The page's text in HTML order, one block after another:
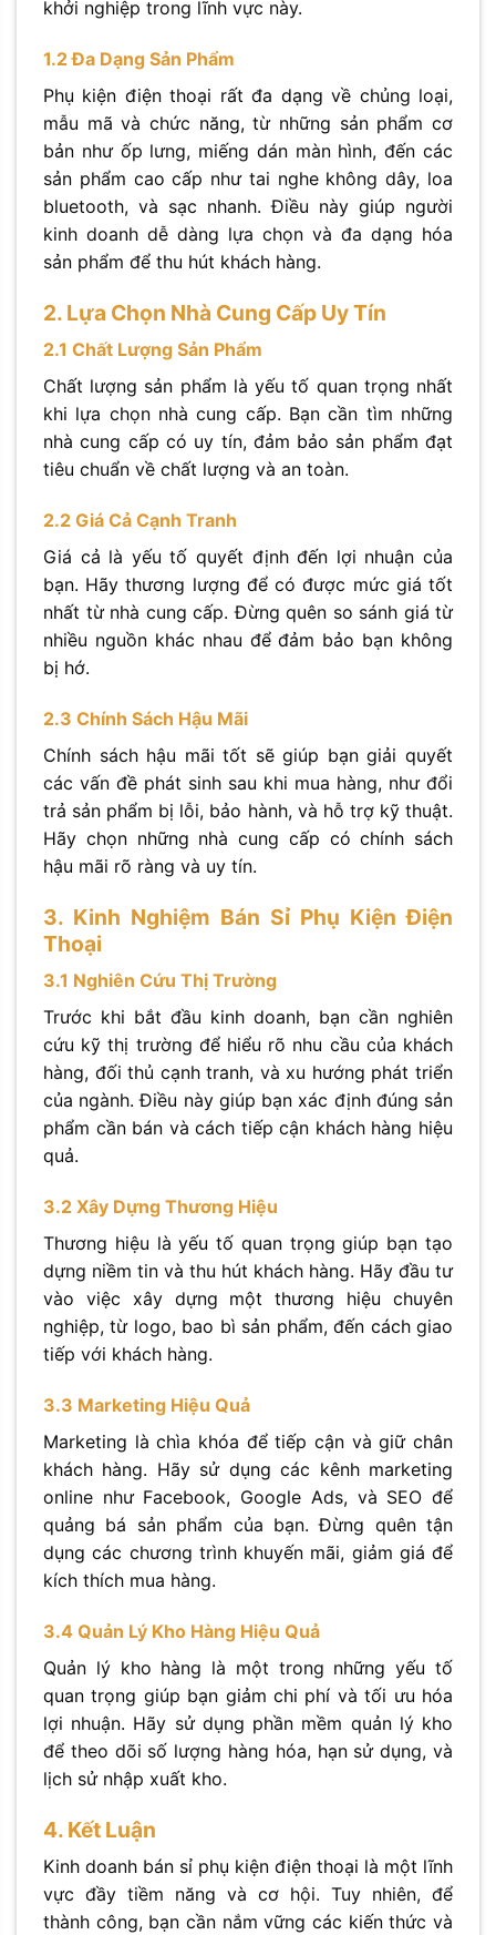
khởi nghiệp trong lĩnh vực này.
1.2 Đa Dạng Sản Phẩm
Phụ kiện điện thoại rất đa dạng về chủng loại,
mẫu mã và chức năng, từ những sản phẩm cơ
bản như ốp lưng, miếng dán màn hình, đến các
sản phẩm cao cấp như tai nghe không dây, loa
bluetooth, và sạc nhanh. Điều này giúp người
kinh doanh dễ dàng lựa chọn và đa dạng hóa
sản phẩm để thu hút khách hàng.
2. Lựa Chọn Nhà Cung Cấp Uy Tín
2.1 Chất Lượng Sản Phẩm
Chất lượng sản phẩm là yếu tố quan trọng nhất
khi lựa chọn nhà cung cấp. Bạn cần tìm những
nhà cung cấp có uy tín, đảm bảo sản phẩm đạt
tiêu chuẩn về chất lượng và an toàn.
2.2 Giá Cả Cạnh Tranh
Giá cả là yếu tố quyết định đến lợi nhuận của
bạn. Hãy thương lượng để có được mức giá tốt
nhất từ nhà cung cấp. Đừng quên so sánh giá từ
nhiều nguồn khác nhau để đảm bảo bạn không
bị hớ.
2.3 Chính Sách Hậu Mãi
Chính sách hậu mãi tốt sẽ giúp bạn giải quyết
các vấn đề phát sinh sau khi mua hàng, như đổi
trả sản phẩm bị lỗi, bảo hành, và hỗ trợ kỹ thuật.
Hãy chọn những nhà cung cấp có chính sách
hậu mãi rõ ràng và uy tín.
3. Kinh Nghiệm Bán Sỉ Phụ Kiện Điện
Thoại
3.1 Nghiên Cứu Thị Trường
Trước khi bắt đầu kinh doanh, bạn cần nghiên
cứu kỹ thị trường để hiểu rõ nhu cầu của khách
hàng, đối thủ cạnh tranh, và xu hướng phát triển
của ngành. Điều này giúp bạn xác định đúng sản
phẩm cần bán và cách tiếp cận khách hàng hiệu
quả.
3.2 Xây Dựng Thương Hiệu
Thương hiệu là yếu tố quan trọng giúp bạn tạo
dựng niềm tin và thu hút khách hàng. Hãy đầu tư
vào việc xây dựng một thương hiệu chuyên
nghiệp, từ logo, bao bì sản phẩm, đến cách giao
tiếp với khách hàng.
3.3 Marketing Hiệu Quả
Marketing là chìa khóa để tiếp cận và giữ chân
khách hàng. Hãy sử dụng các kênh marketing
online như Facebook, Google Ads, và SEO để
quảng bá sản phẩm của bạn. Đừng quên tận
dụng các chương trình khuyến mãi, giảm giá để
kích thích mua hàng.
3.4 Quản Lý Kho Hàng Hiệu Quả
Quản lý kho hàng là một trong những yếu tố
quan trọng giúp bạn giảm chi phí và tối ưu hóa
lợi nhuận. Hãy sử dụng phần mềm quản lý kho
để theo dõi số lượng hàng hóa, hạn sử dụng, và
lịch sử nhập xuất kho.
4. Kết Luận
Kinh doanh bán sỉ phụ kiện điện thoại là một lĩnh
vực đầy tiềm năng và cơ hội. Tuy nhiên, để
thành công, bạn cần nắm vững các kiến thức và